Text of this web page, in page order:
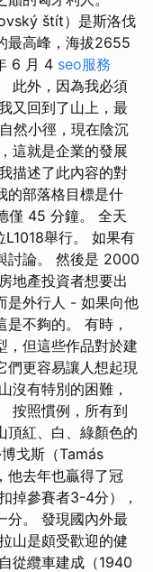
štít）是斯洛伐
最高峰，海拔2655
6 月 4 seo服務
此外，因為我必須
又回到了山上，最
然小徑，現在陰沉
這就是企業的發展
描述了此內容的對
的部落格目標是什
僅 45 分鐘。 全天
舉行。 如果有
討論。 然後是 2000
地產投資者想要出
是外行人 - 如果向他
不夠的。 有時，
，但這些作品對於建
更容易讓人想起現
沒有特別的困難，
按照慣例，所有到
頂紅、白、綠顏色的
戈斯（Tamás
他去年也贏得了冠
掉參賽者3-4分），
分。 發現國內外最
山是頗受歡迎的健
從纜車建成（1940